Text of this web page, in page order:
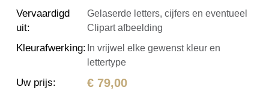
Vervaardigd
uit:
Gelaserde letters, cijfers en eventueel
Clipart afbeelding
Kleurafwerking: In vrijwel elke gewenst kleur en
lettertype
Uw prijs: € 79,00